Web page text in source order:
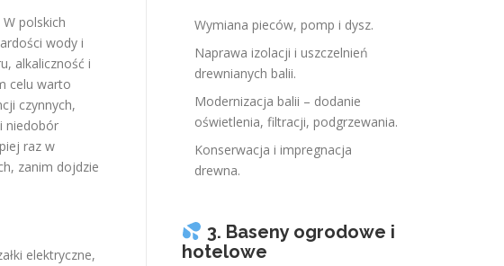
polskich
wody i
alkaliczność i
celu warto
czynnych,
niedobór
raz w
zanim dojdzie
elektryczne,
Wymiana pieców, pomp i dysz.
Naprawa izolacji i uszczelnień
drewnianych balii.
Modernizacja balii – dodanie
oświetlenia, filtracji, podgrzewania.
Konserwacja i impregnacja
drewna.
3. Baseny ogrodowe i
hotelowe